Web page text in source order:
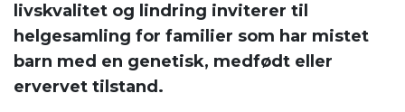
livskvalitet og lindring inviterer til
helgesamling for familier som har mistet
barn med en genetisk, medfødt eller
ervervet tilstand.